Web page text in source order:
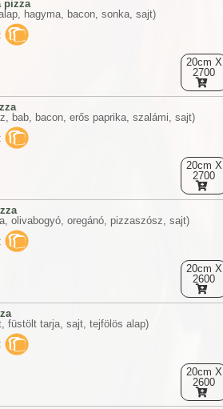
pizza
hagyma, bacon, sonka, sajt)
20cm X
2700
bab, bacon, erős paprika, szalámi, sajt)
20cm X
2700
olivabogyó, oregánó, pizzaszósz, sajt)
20cm X
2600
füstölt tarja, sajt, tejfölös alap)
20cm X
2600